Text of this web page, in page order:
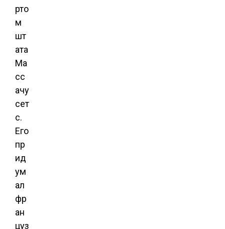
рто
м
шт
ата
Ма
сс
ачу
сет
с.
Его
пр
ид
ум
ал
фр
ан
цуз